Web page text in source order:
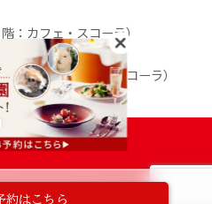
約はこちら
：カフェ・スコーラ）
：のじまマルシェ）
：リストランテ・スコーラ）
：水曜日
GROUP
furusato incubation Co., Ltd.